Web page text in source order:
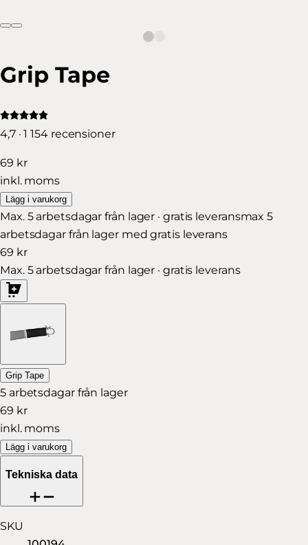
Grip Tape
4,7 · 1 154 recensioner
69 kr
inkl. moms
Lägg i varukorg
Max. 5 arbetsdagar från lager · gratis leveransmax 5
arbetsdagar från lager med gratis leverans
69 kr
Max. 5 arbetsdagar från lager · gratis leverans
Grip Tape
5 arbetsdagar från lager
69 kr
inkl. moms
Lägg i varukorg
Tekniska data
SKU